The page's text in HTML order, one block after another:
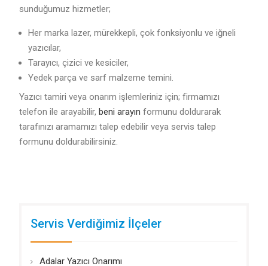
sunduğumuz hizmetler;
Her marka lazer, mürekkepli, çok fonksiyonlu ve iğneli
yazıcılar,
Tarayıcı, çizici ve kesiciler,
Yedek parça ve sarf malzeme temini.
Yazıcı tamiri veya onarım işlemleriniz için; firmamızı
telefon ile arayabilir, beni arayın formunu doldurarak
tarafınızı aramamızı talep edebilir veya servis talep
formunu doldurabilirsiniz.
Servis Verdiğimiz İlçeler
Adalar Yazıcı Onarımı